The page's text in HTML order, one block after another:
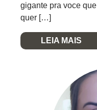
gigante pra voce que
quer […]
LEIA MAIS